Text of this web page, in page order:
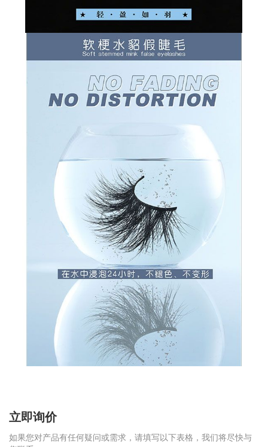
立即询价
如果您对产品有任何疑问或需求，请填写以下表格，我们将尽快与